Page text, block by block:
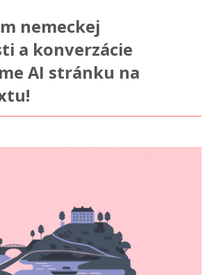
nemeckej
a konverzácie
AI stránku na